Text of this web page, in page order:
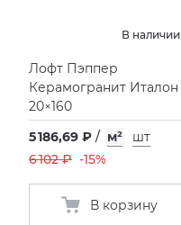
В наличии
Лофт Пэппер
Керамогранит Италон
20×160
5 186,69 ₽ / м²
шт
6 102 ₽ -15%
В корзину